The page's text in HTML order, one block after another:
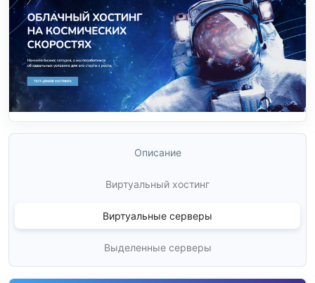
Описание
Виртуальный хостинг
Виртуальные серверы
Выделенные серверы